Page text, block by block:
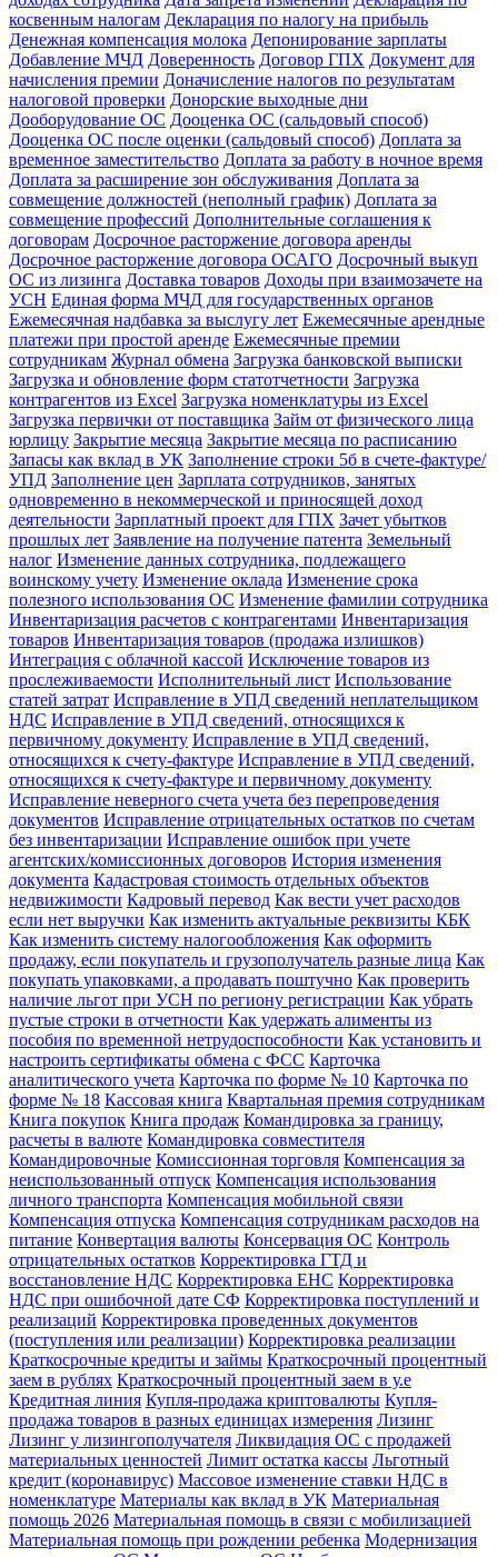
косвенным налогам Декларация по налогу на прибыль
Денежная компенсация молока Депонирование зарплаты
Добавление МЧД Доверенность Договор ГПХ Документ для
начисления премии Доначисление налогов по результатам
налоговой проверки Донорские выходные дни
Дооборудование ОС Дооценка ОС (сальдовый способ)
Дооценка ОС после оценки (сальдовый способ) Доплата за
временное заместительство Доплата за работу в ночное время
Доплата за расширение зон обслуживания Доплата за
совмещение должностей (неполный график) Доплата за
совмещение профессий Дополнительные соглашения к
договорам Досрочное расторжение договора аренды
Досрочное расторжение договора ОСАГО Досрочный выкуп
ОС из лизинга Доставка товаров Доходы при взаимозачете на
УСН Единая форма МЧД для государственных органов
Ежемесячная надбавка за выслугу лет Ежемесячные арендные
платежи при простой аренде Ежемесячные премии
сотрудникам Журнал обмена Загрузка банковской выписки
Загрузка и обновление форм статотчетности Загрузка
контрагентов из Excel Загрузка номенклатуры из Excel
Загрузка первички от поставщика Займ от физического лица
юрлицу Закрытие месяца Закрытие месяца по расписанию
Запасы как вклад в УК Заполнение строки 5б в счете-фактуре/
УПД Заполнение цен Зарплата сотрудников, занятых
одновременно в некоммерческой и приносящей доход
деятельности Зарплатный проект для ГПХ Зачет убытков
прошлых лет Заявление на получение патента Земельный
налог Изменение данных сотрудника, подлежащего
воинскому учету Изменение оклада Изменение срока
полезного использования ОС Изменение фамилии сотрудника
Инвентаризация расчетов с контрагентами Инвентаризация
товаров Инвентаризация товаров (продажа излишков)
Интеграция с облачной кассой Исключение товаров из
прослеживаемости Исполнительный лист Использование
статей затрат Исправление в УПД сведений неплательщиком
НДС Исправление в УПД сведений, относящихся к
первичному документу Исправление в УПД сведений,
относящихся к счету-фактуре Исправление в УПД сведений,
относящихся к счету-фактуре и первичному документу
Исправление неверного счета учета без перепроведения
документов Исправление отрицательных остатков по счетам
без инвентаризации Исправление ошибок при учете
агентских/комиссионных договоров История изменения
документа Кадастровая стоимость отдельных объектов
недвижимости Кадровый перевод Как вести учет расходов
если нет выручки Как изменить актуальные реквизиты КБК
Как изменить систему налогообложения Как оформить
продажу, если покупатель и грузополучатель разные лица Как
покупать упаковками, а продавать поштучно Как проверить
наличие льгот при УСН по региону регистрации Как убрать
пустые строки в отчетности Как удержать алименты из
пособия по временной нетрудоспособности Как установить и
настроить сертификаты обмена с ФСС Карточка
аналитического учета Карточка по форме № 10 Карточка по
форме № 18 Кассовая книга Квартальная премия сотрудникам
Книга покупок Книга продаж Командировка за границу,
расчеты в валюте Командировка совместителя
Командировочные Комиссионная торговля Компенсация за
неиспользованный отпуск Компенсация использования
личного транспорта Компенсация мобильной связи
Компенсация отпуска Компенсация сотрудникам расходов на
питание Конвертация валюты Консервация ОС Контроль
отрицательных остатков Корректировка ГТД и
восстановление НДС Корректировка ЕНС Корректировка
НДС при ошибочной дате СФ Корректировка поступлений и
реализаций Корректировка проведенных документов
(поступления или реализации) Корректировка реализации
Краткосрочные кредиты и займы Краткосрочный процентный
заем в рублях Краткосрочный процентный заем в у.е
Кредитная линия Купля-продажа криптовалюты Купля-
продажа товаров в разных единицах измерения Лизинг
Лизинг у лизингополучателя Ликвидация ОС с продажей
материальных ценностей Лимит остатка кассы Льготный
кредит (коронавирус) Массовое изменение ставки НДС в
номенклатуре Материалы как вклад в УК Материальная
помощь 2026 Материальная помощь в связи с мобилизацией
Материальная помощь при рождении ребенка Модернизация